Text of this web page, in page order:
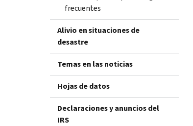
frecuentes
Alivio en situaciones de
desastre
Temas en las noticias
Hojas de datos
Declaraciones y anuncios del
IRS